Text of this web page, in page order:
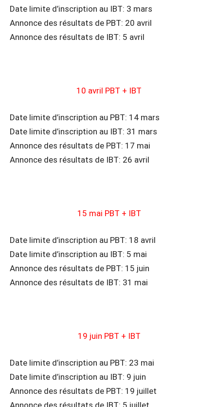
Date limite d’inscription au IBT: 3 mars
Annonce des résultats de PBT: 20 avril
Annonce des résultats de IBT: 5 avril
10 avril PBT + IBT
Date limite d’inscription au PBT: 14 mars
Date limite d’inscription au IBT: 31 mars
Annonce des résultats de PBT: 17 mai
Annonce des résultats de IBT: 26 avril
15 mai PBT + IBT
Date limite d’inscription au PBT: 18 avril
Date limite d’inscription au IBT: 5 mai
Annonce des résultats de PBT: 15 juin
Annonce des résultats de IBT: 31 mai
19 juin PBT + IBT
Date limite d’inscription au PBT: 23 mai
Date limite d’inscription au IBT: 9 juin
Annonce des résultats de PBT: 19 juillet
Annonce des résultats de IBT: 5 juillet